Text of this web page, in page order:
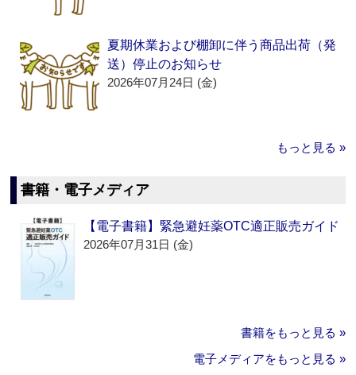
夏期休業および棚卸に伴う商品出荷（発
送）停止のお知らせ
2026年07月24日 (金)
もっと見る »
書籍・電子メディア
【電子書籍】緊急避妊薬OTC適正販売ガイド
2026年07月31日 (金)
書籍をもっと見る »
電子メディアをもっと見る »